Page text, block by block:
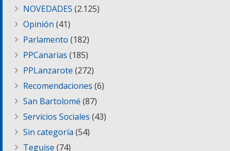
NOVEDADES (2.125)
Opinión (41)
Parlamento (182)
PPCanarias (185)
PPLanzarote (272)
Recomendaciones (6)
San Bartolomé (87)
Servicios Sociales (43)
Sin categoría (54)
Teguise (74)